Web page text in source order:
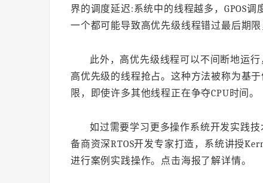
界的调度延迟:系统中的线程越多，GPOS
一个都可能导致高优先级线程错过最后期限
此外，高优先级线程可以不间断地运
高优先级的线程抢占。这种方法被称为基
限，即使许多其他线程正在争夺CPU时间。
如过需要学习更多操作系统开发实践
备商资深RTOS开发专家打造，系统讲授
进行案例实践操作。点击海报了解详情。